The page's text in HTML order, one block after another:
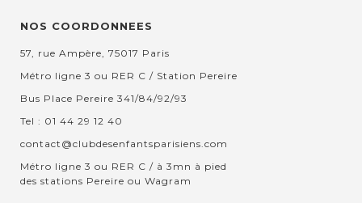
NOS COORDONNEES
57, rue Ampère, 75017 Paris
Métro ligne 3 ou RER C / Station Pereire
Bus Place Pereire 341/84/92/93
Tel : 01 44 29 12 40
contact@clubdesenfantsparisiens.com
Métro ligne 3 ou RER C / à 3mn à pied
des stations Pereire ou Wagram